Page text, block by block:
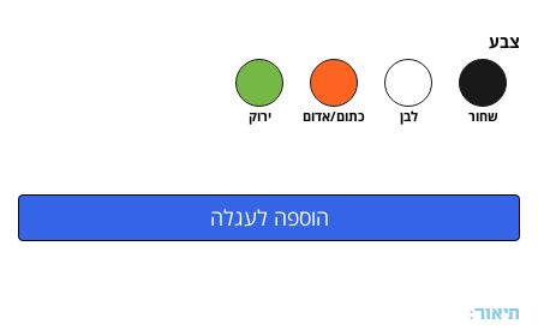
צבע
שחור לבן כתום/אדום ירוק
תיאור: